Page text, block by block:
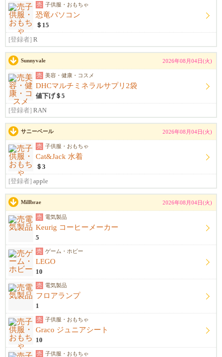
売 子供服・おもちゃ
恐竜パソコン
＄15
[登録者] R
Sunnyvale 2026年08月04日(火)
売 美容・健康・コスメ
DHCマルチミネラルサプリ2袋
値下げ＄5
[登録者] RAN
サニーベール 2026年08月04日(火)
売 子供服・おもちゃ
Cat&Jack 水着
＄3
[登録者] apple
Millbrae 2026年08月04日(火)
売 電気製品
Keurig コーヒーメーカー
5
売 ゲーム・ホビー
LEGO
10
売 電気製品
フロアランプ
1
売 子供服・おもちゃ
Graco ジュニアシート
10
売 子供服・おもちゃ